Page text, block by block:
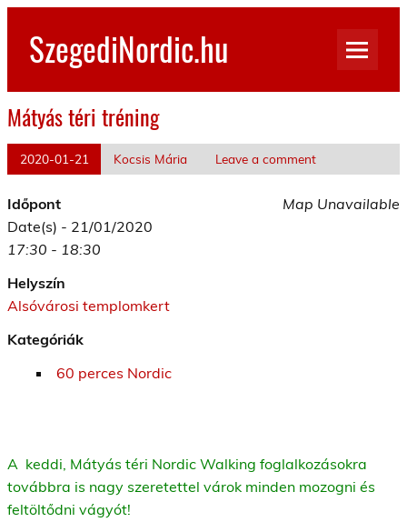
Skip
contentSzegediNordic.hu
Mátyás téri tréning
2020-01-21 Kocsis Mária Leave a comment
Map Unavailable
Időpont
Date(s) - 21/01/2020
17:30 - 18:30
Helyszín
Alsóvárosi templomkert
Kategóriák
60 perces Nordic
A keddi, Mátyás téri Nordic Walking foglalkozásokra
továbbra is nagy szeretettel várok minden mozogni és
feltöltődni vágyót!